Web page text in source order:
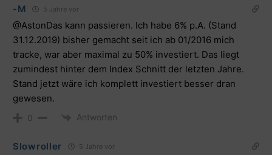
-M 5 Jahre vor
@AstonDas kann passieren. Ich habe 6% p.A. (Stand
31.12.2019) bisher gemacht seit ich ab 01/2016 mich
tracke, war aber maximal zu 50% investiert. Das liegt
zumindest hinter dem Index Schnitt der letzten Jahre.
Stand jetzt wäre ich komplett investiert besser dran
gewesen.
0 Antworten
Slowroller 5 Jahre vor